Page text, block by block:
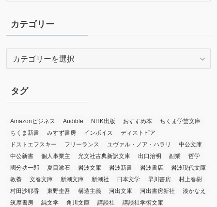
イ
ブ
カテゴリー
リ
ー
タグ
Amazonビジネス Audible NHK出版 おすすめ本
ちくま学芸文庫
ちくま新書
みすず書房 インボイス
ディストピア
ドストエフスキー
フリーランス ユヴァル・ノア・ハラリ
中公文庫
中公新書
個人事業主 光文社古典新訳文庫 出口治明 副業
哲学
國分功一郎
夏目漱石 岩波文庫 岩波新書 岩波書店
岩波現代文庫
教養
文春文庫 新潮文庫 新潮社 日本文学 早川書房
村上春樹
村田沙耶香
東野圭吾 構造主義 河出文庫 河出書房新社
湊かなえ
筑摩書房
純文学 角川文庫 講談社 講談社学術文庫